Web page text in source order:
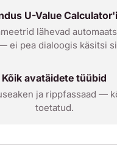
U-Value
lähevad
ei pea dialoogis käsitsi
Kõik avatäidete tüübid
ja rippfassaad —
toetatud.